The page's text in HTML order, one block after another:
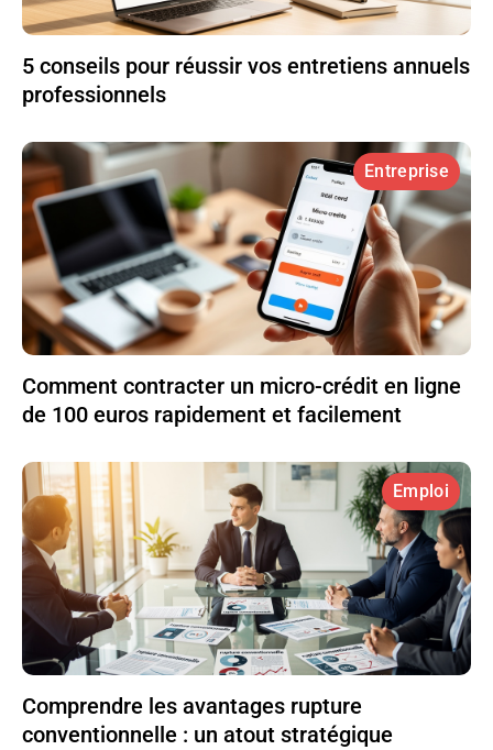
5 conseils pour réussir vos entretiens annuels
professionnels
Entreprise
Comment contracter un micro-crédit en ligne
de 100 euros rapidement et facilement
Emploi
Comprendre les avantages rupture
conventionnelle : un atout stratégique